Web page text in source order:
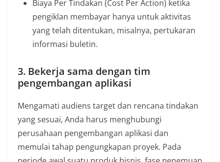
Biaya Per Tindakan (Cost Per Action) ketika
pengiklan membayar hanya untuk aktivitas
yang telah ditentukan, misalnya, pertukaran
informasi buletin.
3. Bekerja sama dengan tim
pengembangan aplikasi
Mengamati audiens target dan rencana tindakan
yang sesuai, Anda harus menghubungi
perusahaan pengembangan aplikasi dan
memulai tahap pengungkapan proyek. Pada